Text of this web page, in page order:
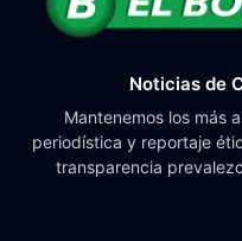
Noticias de
Mantenemos los más
periodística y reportaje
transparencia